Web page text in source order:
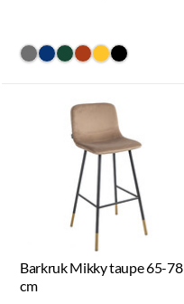
#707070
#073475
#154734
#ac3c17
#ffc42a#000000
Barkruk Mikky taupe 65-78
cm